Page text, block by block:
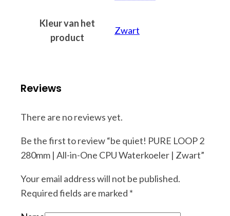
Kleur van het
product
Zwart
Reviews
There are no reviews yet.
Be the first to review “be quiet! PURE LOOP 2
280mm | All-in-One CPU Waterkoeler | Zwart”
Your email address will not be published.
Required fields are marked *